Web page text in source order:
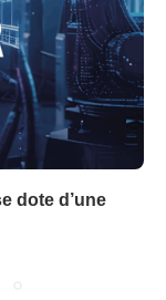
dote d’une